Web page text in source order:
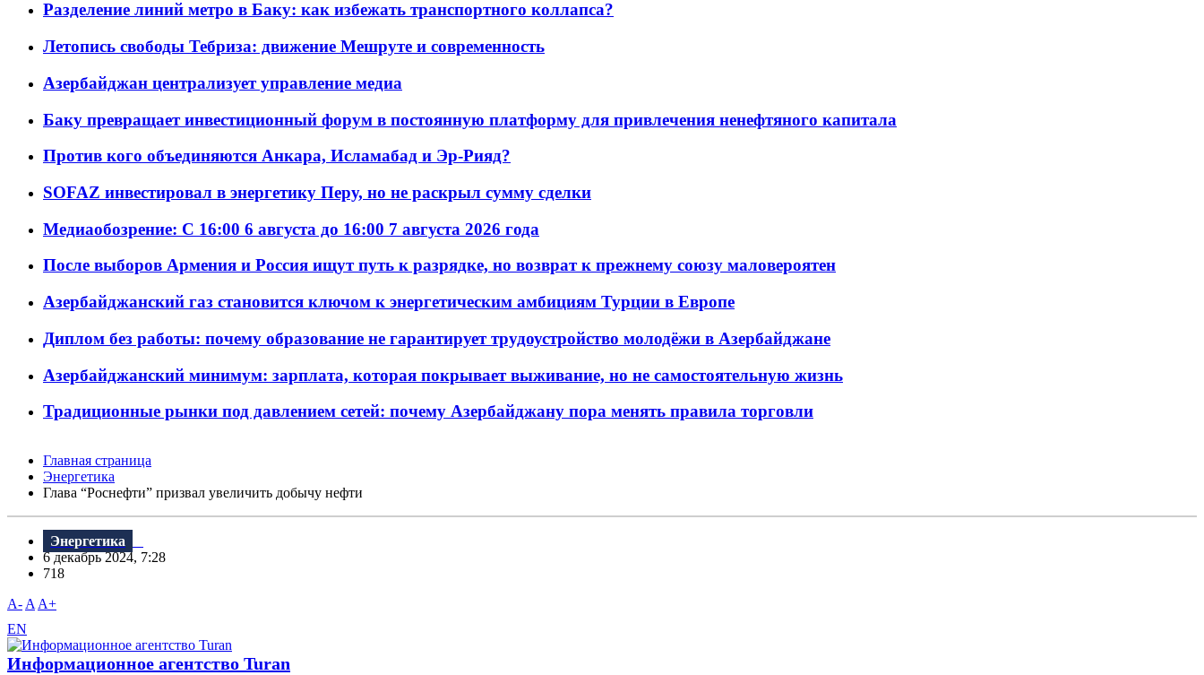
Разделение линий метро в Баку: как избежать транспортного коллапса?
Летопись свободы Тебриза: движение Мешруте и современность
Азербайджан централизует управление медиа
Баку превращает инвестиционный форум в постоянную платформу для привлечения ненефтяного капитала
Против кого объединяются Анкара, Исламабад и Эр-Рияд?
SOFAZ инвестировал в энергетику Перу, но не раскрыл сумму сделки
Медиаобозрение: С 16:00 6 августа до 16:00 7 августа 2026 года
После выборов Армения и Россия ищут путь к разрядке, но возврат к прежнему союзу маловероятен
Азербайджанский газ становится ключом к энергетическим амбициям Турции в Европе
Диплом без работы: почему образование не гарантирует трудоустройство молодёжи в Азербайджане
Азербайджанский минимум: зарплата, которая покрывает выживание, но не самостоятельную жизнь
Традиционные рынки под давлением сетей: почему Азербайджану пора менять правила торговли
Главная страница
Энергетика
Глава “Роснефти” призвал увеличить добычу нефти
Энергетика
6 декабрь 2024, 7:28
718
A- A A+
EN
Информационное агентство Turan